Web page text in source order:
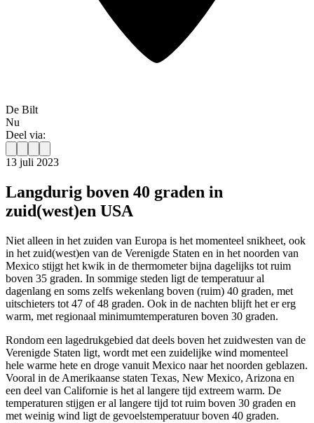
De Bilt
Nu
Deel via:
13 juli 2023
Langdurig boven 40 graden in
zuid(west)en USA
Niet alleen in het zuiden van Europa is het momenteel snikheet, ook
in het zuid(west)en van de Verenigde Staten en in het noorden van
Mexico stijgt het kwik in de thermometer bijna dagelijks tot ruim
boven 35 graden. In sommige steden ligt de temperatuur al
dagenlang en soms zelfs wekenlang boven (ruim) 40 graden, met
uitschieters tot 47 of 48 graden. Ook in de nachten blijft het er erg
warm, met regionaal minimumtemperaturen boven 30 graden.
Rondom een lagedrukgebied dat deels boven het zuidwesten van de
Verenigde Staten ligt, wordt met een zuidelijke wind momenteel
hele warme hete en droge vanuit Mexico naar het noorden geblazen.
Vooral in de Amerikaanse staten Texas, New Mexico, Arizona en
een deel van Californie is het al langere tijd extreem warm. De
temperaturen stijgen er al langere tijd tot ruim boven 30 graden en
met weinig wind ligt de gevoelstemperatuur boven 40 graden.